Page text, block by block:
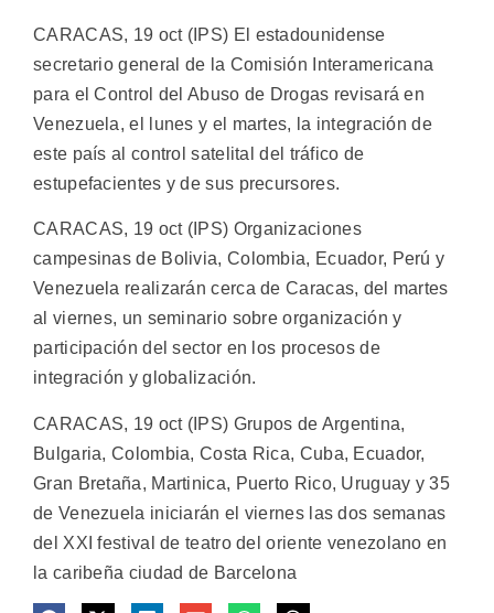
CARACAS, 19 oct (IPS) El estadounidense
secretario general de la Comisión Interamericana
para el Control del Abuso de Drogas revisará en
Venezuela, el lunes y el martes, la integración de
este país al control satelital del tráfico de
estupefacientes y de sus precursores.
CARACAS, 19 oct (IPS) Organizaciones
campesinas de Bolivia, Colombia, Ecuador, Perú y
Venezuela realizarán cerca de Caracas, del martes
al viernes, un seminario sobre organización y
participación del sector en los procesos de
integración y globalización.
CARACAS, 19 oct (IPS) Grupos de Argentina,
Bulgaria, Colombia, Costa Rica, Cuba, Ecuador,
Gran Bretaña, Martinica, Puerto Rico, Uruguay y 35
de Venezuela iniciarán el viernes las dos semanas
del XXI festival de teatro del oriente venezolano en
la caribeña ciudad de Barcelona